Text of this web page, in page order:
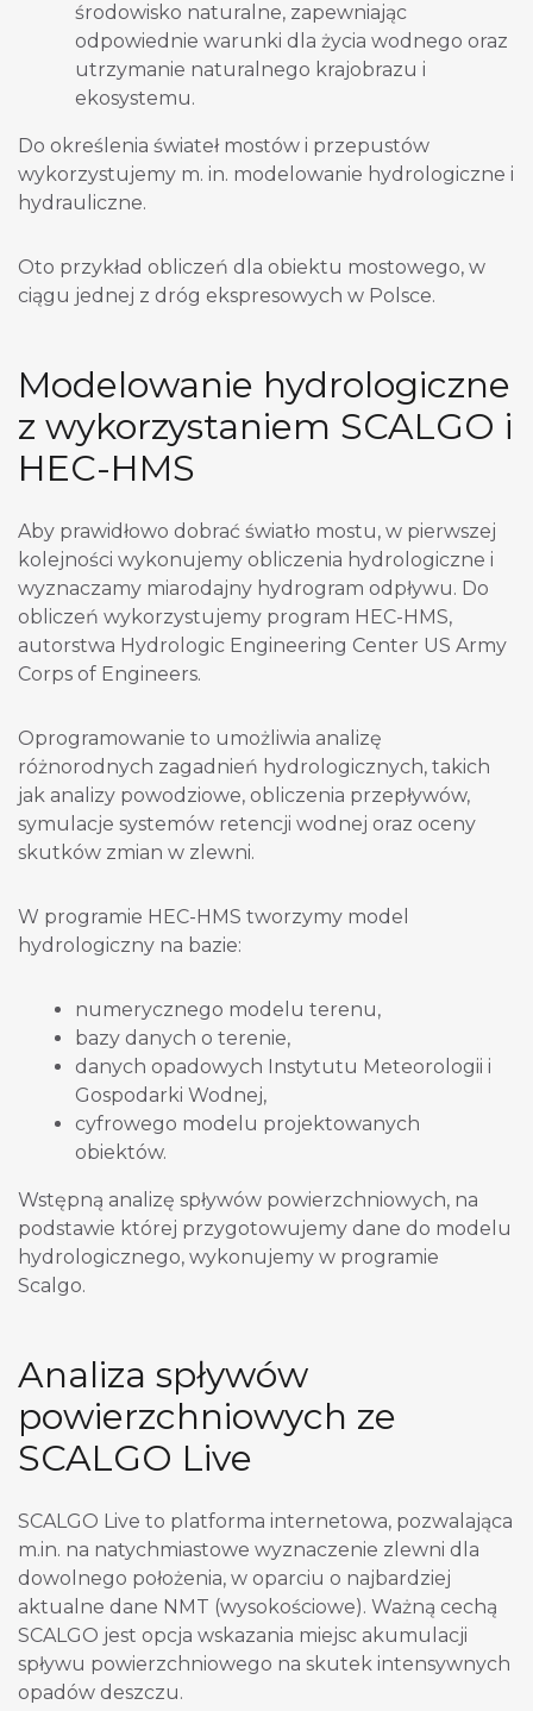
środowisko naturalne, zapewniając
odpowiednie warunki dla życia wodnego oraz
utrzymanie naturalnego krajobrazu i
ekosystemu.
Do określenia świateł mostów i przepustów
wykorzystujemy m. in. modelowanie hydrologiczne i
hydrauliczne.
Oto przykład obliczeń dla obiektu mostowego, w
ciągu jednej z dróg ekspresowych w Polsce.
Modelowanie hydrologiczne
z wykorzystaniem SCALGO i
HEC-HMS
Aby prawidłowo dobrać światło mostu, w pierwszej
kolejności wykonujemy obliczenia hydrologiczne i
wyznaczamy miarodajny hydrogram odpływu. Do
obliczeń wykorzystujemy program HEC-HMS,
autorstwa Hydrologic Engineering Center US Army
Corps of Engineers.
Oprogramowanie to umożliwia analizę
różnorodnych zagadnień hydrologicznych, takich
jak analizy powodziowe, obliczenia przepływów,
symulacje systemów retencji wodnej oraz oceny
skutków zmian w zlewni.
W programie HEC-HMS tworzymy model
hydrologiczny na bazie:
numerycznego modelu terenu,
bazy danych o terenie,
danych opadowych Instytutu Meteorologii i
Gospodarki Wodnej,
cyfrowego modelu projektowanych
obiektów.
Wstępną analizę spływów powierzchniowych, na
podstawie której przygotowujemy dane do modelu
hydrologicznego, wykonujemy w programie
Scalgo.
Analiza spływów
powierzchniowych ze
SCALGO Live
SCALGO Live to platforma internetowa, pozwalająca
m.in. na natychmiastowe wyznaczenie zlewni dla
dowolnego położenia, w oparciu o najbardziej
aktualne dane NMT (wysokościowe). Ważną cechą
SCALGO jest opcja wskazania miejsc akumulacji
spływu powierzchniowego na skutek intensywnych
opadów deszczu.